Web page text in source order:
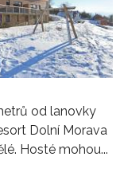
od lanovky
Dolní Morava
Hosté mohou...